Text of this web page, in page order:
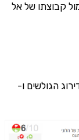
קבוצתו של אל
של 7.8 מתוך 10 במדד דירוג הגולשים ו-